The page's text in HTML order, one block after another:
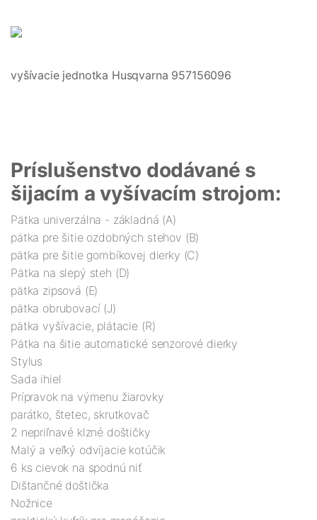
vyšívacie jednotka Husqvarna 957156096
Príslušenstvo dodávané s
šijacím a vyšívacím strojom:
Pätka univerzálna - základná (A)
pätka pre šitie ozdobných stehov (B)
pätka pre šitie gombíkovej dierky (C)
Pätka na slepý steh (D)
pätka zipsová (E)
pätka obrubovací (J)
pätka vyšívacie, plátacie (R)
Pätka na šitie automatické senzorové dierky
Stylus
Sada ihiel
Prípravok na výmenu žiarovky
parátko, štetec, skrutkovač
2 nepriľnavé klzné doštičky
Malý a veľký odvíjacie kotúčik
6 ks cievok na spodnú niť
Dištančné doštička
Nožnice